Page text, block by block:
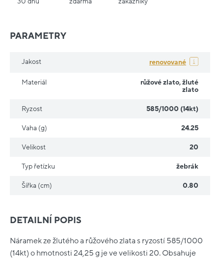
DETAILNÍ POPIS
Náramek ze žlutého a růžového zlata s ryzostí 585/1000
(14kt) o hmotnosti 24,25 g je ve velikosti 20. Obsahuje
PARAMETRY
Jakost renovované
Materiál růžové zlato, žluté
zlato
Ryzost 585/1000 (14kt)
Vaha (g) 24.25
Velikost 20
Typ řetízku žebrák
Šířka (cm) 0.80